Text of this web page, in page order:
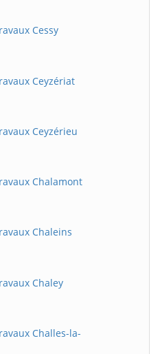
Cessy
Ceyzériat
Ceyzérieu
Chalamont
Chaleins
Chaley
Challes-la-